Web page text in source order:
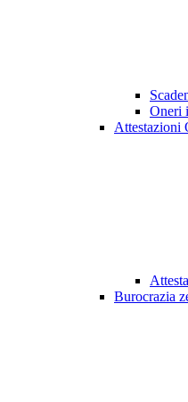
Oneri
Attestazioni
Burocrazia